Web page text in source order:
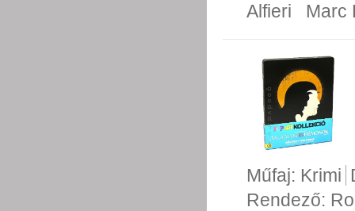
Alfieri
Marc
Műfaj: Krimi
Rendező: